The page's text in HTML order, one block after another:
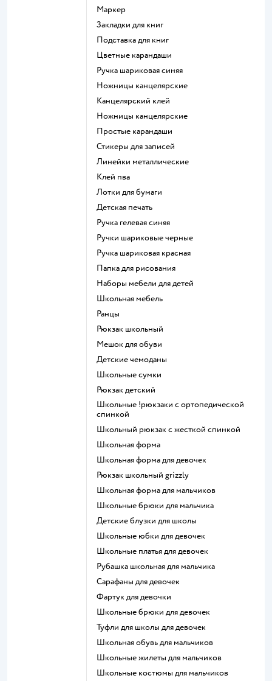
Маркер
Закладки для книг
Подставка для книг
Цветные карандаши
Ручка шариковая синяя
Ножницы канцелярские
Канцелярский клей
Ножницы канцелярские
Простые карандаши
Стикеры для записей
Линейки металлические
Клей пва
Лотки для бумаги
Детская печать
Ручка гелевая синяя
Ручки шариковые черные
Ручка шариковая красная
Папка для рисования
Наборы мебели для детей
Школьная мебель
Ранцы
Рюкзак школьный
Мешок для обуви
Детские чемоданы
Школьные сумки
Рюкзак детский
Школьные !рюкзаки с ортопедической
спинкой
Школьный рюкзак с жесткой спинкой
Школьная форма
Школьная форма для девочек
Рюкзак школьный grizzly
Школьная форма для мальчиков
Школьные брюки для мальчика
Детские блузки для школы
Школьные юбки для девочек
Школьные платья для девочек
Рубашка школьная для мальчика
Сарафаны для девочек
Фартук для девочки
Школьные брюки для девочек
Туфли для школы для девочек
Школьная обувь для мальчиков
Школьные жилеты для мальчиков
Школьные костюмы для мальчиков